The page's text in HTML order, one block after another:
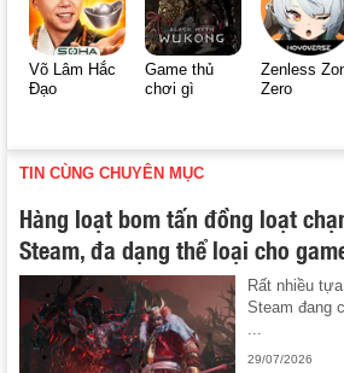
Võ Lâm Hắc
Đạo
Game thủ
chơi gì
Zenless
Zero
TIN CÙNG CHUYÊN MỤC
Hàng loạt bom tấn đồng loạt
Steam, đa dạng thể loại cho
Rất nhiều
Steam đang
29/07/2026